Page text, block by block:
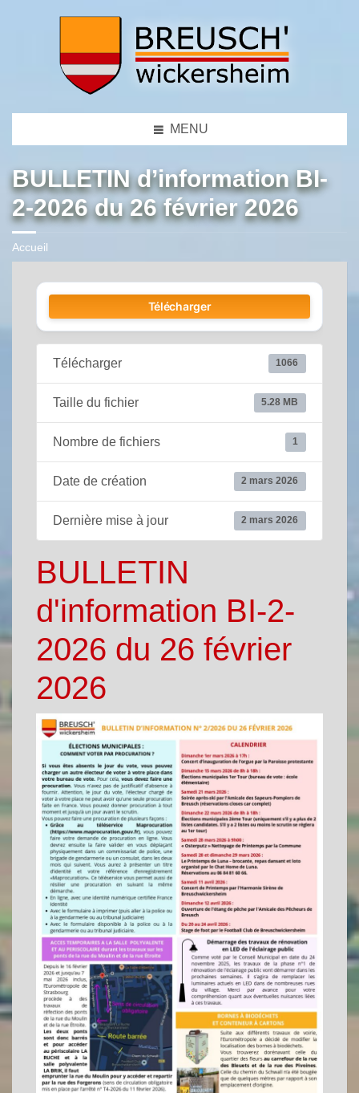
MENU
BULLETIN d’information BI-
2-2026 du 26 février 2026
Accueil
Télécharger
Télécharger 1066
Taille du fichier 5.28 MB
Nombre de fichiers 1
Date de création 2 mars 2026
Dernière mise à jour 2 mars 2026
BULLETIN
d'information BI-2-
2026 du 26 février
2026